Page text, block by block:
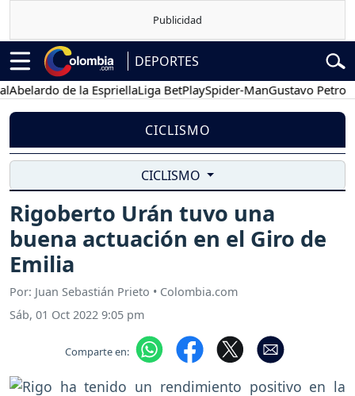
DEPORTES
de la EspriellaLiga BetPlaySpider-ManGustavo Petro
CICLISMO
CICLISMO
Rigoberto Urán tuvo una
buena actuación en el Giro de
Emilia
Por: Juan Sebastián Prieto • Colombia.com
Sáb, 01 Oct 2022 9:05 pm
Comparte en: